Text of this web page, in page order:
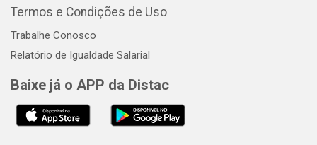
Termos e Condições de Uso
Trabalhe Conosco
Relatório de Igualdade Salarial
Baixe já o APP da Distac